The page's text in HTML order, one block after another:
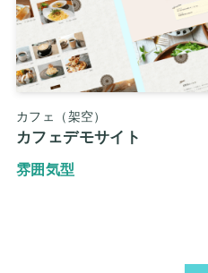
カフェ（架空）
カフェデモサイト
雰囲気型